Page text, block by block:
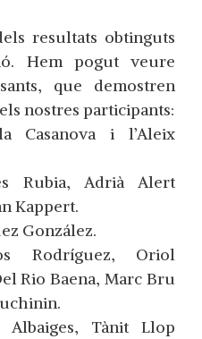
resultats obtinguts
Hem pogut veure
que demostren
nostres participants:
Casanova i l’Aleix
Rubia, Adrià Alert
Kappert.
González.
Rodríguez, Oriol
Rio Baena, Marc Bru
Tànit Llop